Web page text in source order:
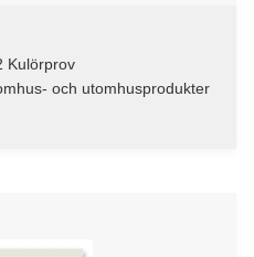
Kulörprov
och utomhusprodukter